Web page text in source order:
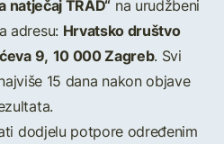
natječaj TRAD“ na urudžbeni
adresu: Hrvatsko društvo
9, 10 000 Zagreb. Svi
15 dana nakon objave
dodjelu potpore određenim